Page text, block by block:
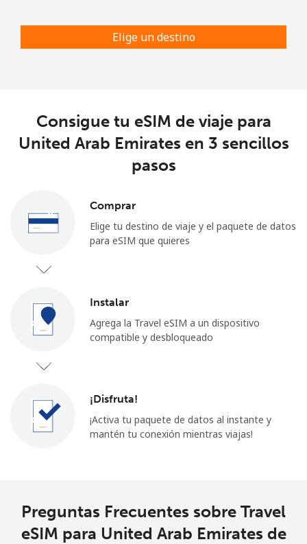
Elige un destino
Consigue tu eSIM de viaje para
United Arab Emirates en 3 sencillos
pasos
Comprar
Elige tu destino de viaje y el paquete de datos
para eSIM que quieres
Instalar
Agrega la Travel eSIM a un dispositivo
compatible y desbloqueado
¡Disfruta!
¡Activa tu paquete de datos al instante y
mantén tu conexión mientras viajas!
Preguntas Frecuentes sobre Travel
eSIM para United Arab Emirates de